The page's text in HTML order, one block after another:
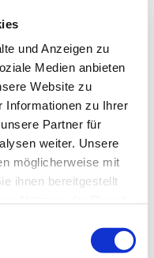
und Anzeigen zu
Medien anbieten
Website zu
Informationen zu Ihrer
Partner für
weiter. Unsere
möglicherweise mit
ihnen bereitgestellt
Mahlow